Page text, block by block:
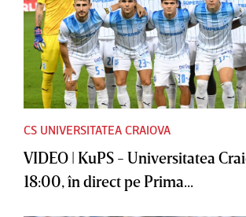
CS UNIVERSITATEA CRAIOVA
VIDEO | KuPS - Universitatea
18:00, în direct pe Prima...